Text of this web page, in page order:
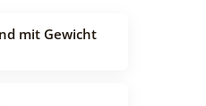
mit Gewicht